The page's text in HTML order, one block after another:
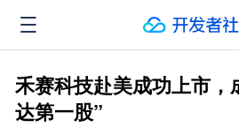
禾赛科技赴美成功上市，
达第一股”